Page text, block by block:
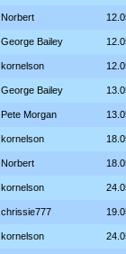
Norbert
George Bailey
kornelson
George Bailey
Pete Morgan
kornelson
Norbert
kornelson
chrissie777
kornelson